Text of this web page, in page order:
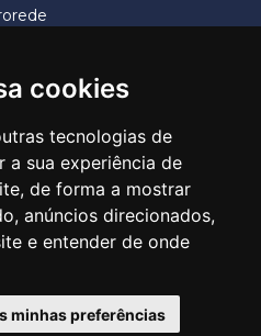
cookies
tecnologias de
a sua experiência de
de forma a mostrar
anúncios direcionados,
e entender de onde
minhas preferências
DE EDUCAÇÃO
- Guarulhos/SP CEP 07113-040
*55 11 2475-7300